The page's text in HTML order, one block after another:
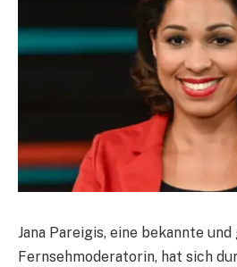
Jana Pareigis, eine bekannte
Fernsehmoderatorin, hat sich